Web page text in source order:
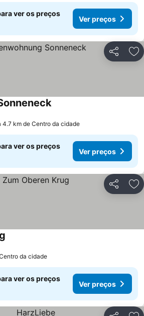
ver os preços
Ver preços
Partilhar
4.7 km de Centro da cidade
ver os preços
Ver preços
Partilhar
da cidade
ver os preços
Ver preços